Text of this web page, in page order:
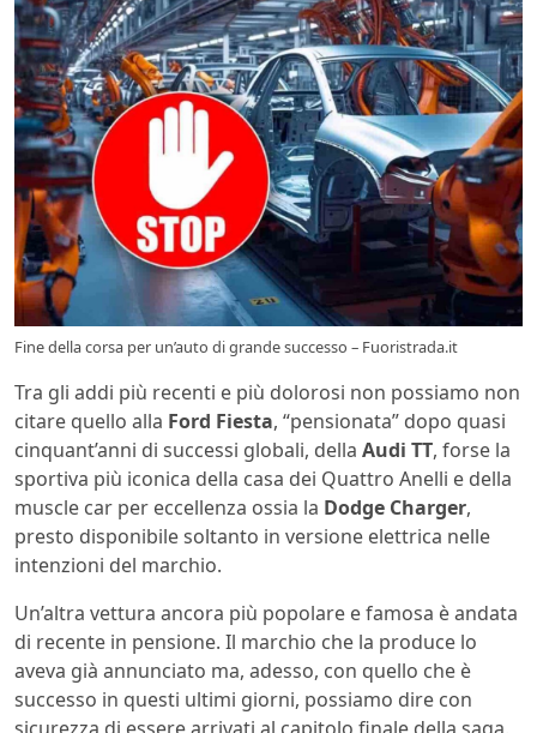
Fine della corsa per un’auto di grande successo – Fuoristrada.it
Tra gli addi più recenti e più dolorosi non possiamo non
citare quello alla Ford Fiesta, “pensionata” dopo quasi
cinquant’anni di successi globali, della Audi TT, forse la
sportiva più iconica della casa dei Quattro Anelli e della
muscle car per eccellenza ossia la Dodge Charger,
presto disponibile soltanto in versione elettrica nelle
intenzioni del marchio.
Un’altra vettura ancora più popolare e famosa è andata
di recente in pensione. Il marchio che la produce lo
aveva già annunciato ma, adesso, con quello che è
successo in questi ultimi giorni, possiamo dire con